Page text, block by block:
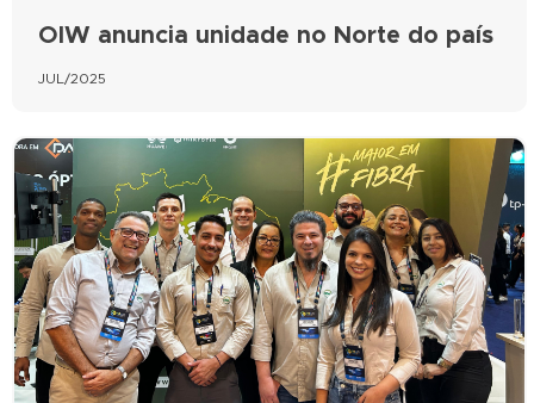
OIW anuncia unidade no Norte do país
JUL/2025